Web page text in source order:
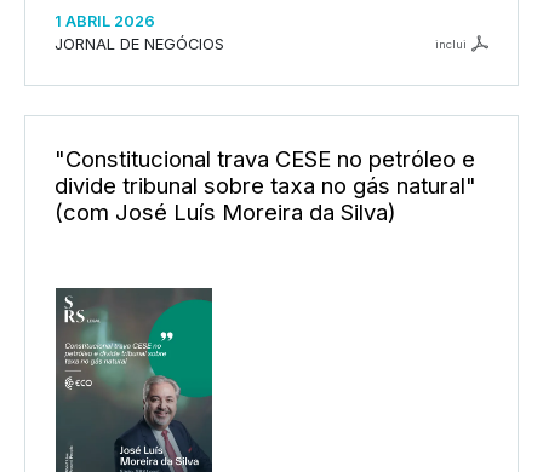
1 ABRIL 2026
JORNAL DE NEGÓCIOS
inclui
"Constitucional trava CESE no petróleo e
divide tribunal sobre taxa no gás natural"
(com José Luís Moreira da Silva)